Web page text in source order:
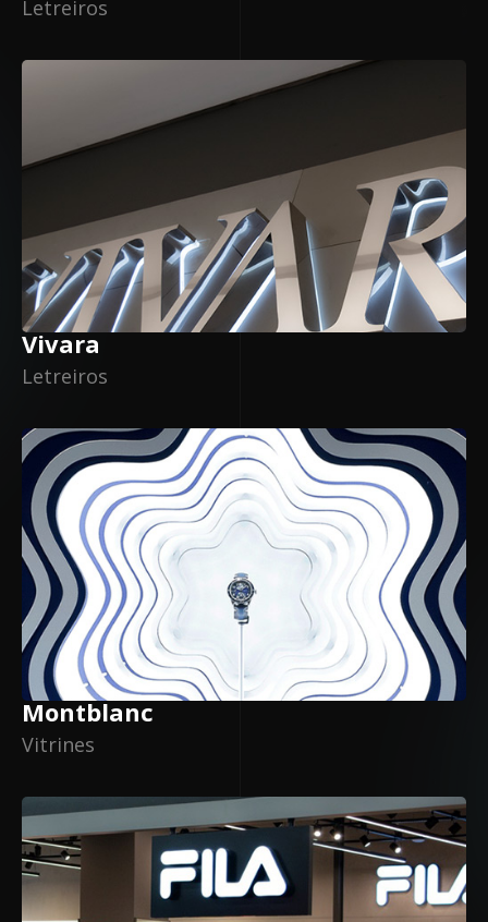
Letreiros
Vivara
Letreiros
Montblanc
Vitrines